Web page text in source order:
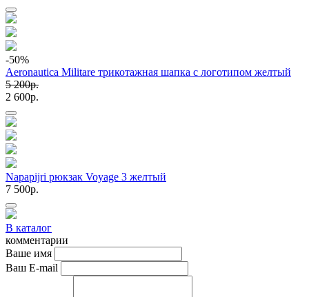
-50%
Aeronautica Militare трикотажная шапка с логотипом желтый
5 200p.
2 600p.
Napapijri рюкзак Voyage 3 желтый
7 500p.
В каталог
комментарии
Ваше имя
Ваш E-mail